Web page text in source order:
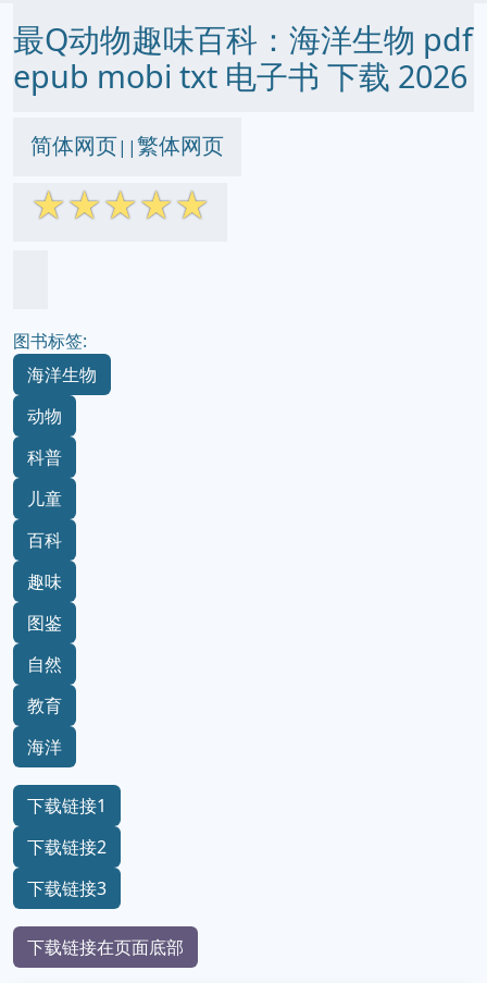
最Q动物趣味百科：海洋生物 pdf
epub mobi txt 电子书 下载 2026
简体网页||繁体网页
☆☆☆☆☆
图书标签:
海洋生物
动物
科普
儿童
百科
趣味
图鉴
自然
教育
海洋
下载链接1
下载链接2
下载链接3
下载链接在页面底部